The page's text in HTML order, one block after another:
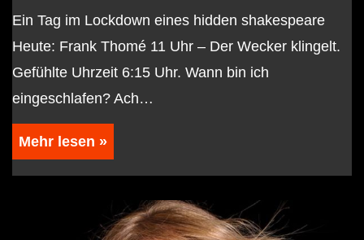
Ein Tag im Lockdown eines hidden shakespeare
Heute: Frank Thomé 11 Uhr – Der Wecker klingelt.
Gefühlte Uhrzeit 6:15 Uhr. Wann bin ich
eingeschlafen? Ach…
Mehr lesen »